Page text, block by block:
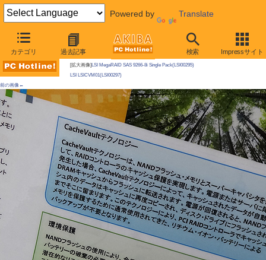
Powered by Translate
カテゴリ 過去記事 検索 Impressサイト
AKIBA PC Hotline!
今週見つけた新製品：そのほかの拡張カード
[拡大画像] LSI MegaRAID SAS 9266-8i Single Pack(LSI00295)
LSI LSICVM01(LSI00297)
前の画像←